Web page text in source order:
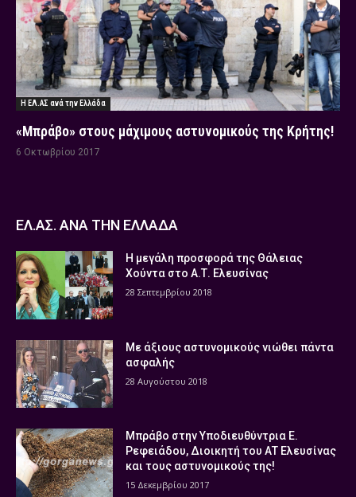
Η ΕΛ.ΑΣ ανά την Ελλάδα
«Μπράβο» στους μάχιμους αστυνομικούς της Κρήτης!
6 Οκτωβρίου 2017
ΕΛ.ΑΣ. ΑΝΑ ΤΗΝ ΕΛΛΑΔΑ
Η μεγάλη προσφορά της Θάλειας
Χούντα στο Α.Τ. Ελευσίνας
28 Σεπτεμβρίου 2018
Με άξιους αστυνομικούς νιώθει πάντα
ασφαλής
28 Αυγούστου 2018
Μπράβο στην Υποδιευθύντρια Ε.
Ρεφειάδου, Διοικητή του ΑΤ Ελευσίνας
και τους αστυνομικούς της!
15 Δεκεμβρίου 2017